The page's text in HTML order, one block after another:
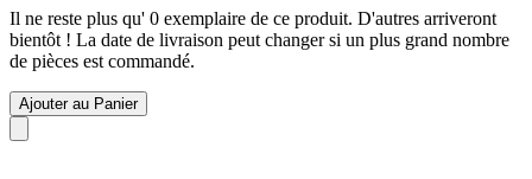
Il ne reste plus qu' 0 exemplaire de ce produit. D'autres arriveront
bientôt ! La date de livraison peut changer si un plus grand nombre
de pièces est commandé.
Ajouter au Panier